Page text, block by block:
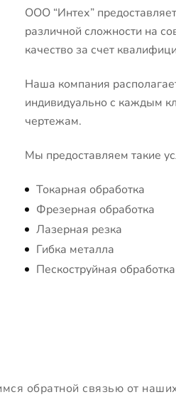
ООО “Интех”
различной сложности на
качество за счет
Наша компания
индивидуально с каждым
чертежам.
Мы предоставляем такие
Токарная обработка
Фрезерная обработка
Лазерная резка
Гибка металла
Пескоструйная обработка
обратной связью от